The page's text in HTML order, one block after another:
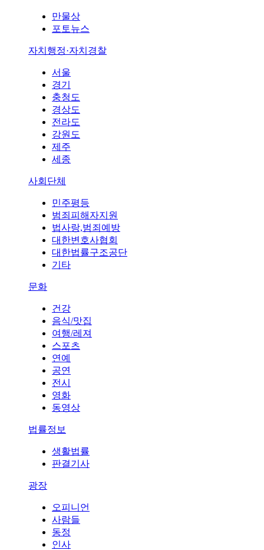
만물상
포토뉴스
자치행정·자치경찰
서울
경기
충청도
경상도
전라도
강원도
제주
세종
사회단체
민주평등
범죄피해자지원
법사랑,범죄예방
대한변호사협회
대한법률구조공단
기타
문화
건강
음식/맛집
여행/레져
스포츠
연예
공연
전시
영화
동영상
법률정보
생활법률
판결기사
광장
오피니언
사람들
동정
인사